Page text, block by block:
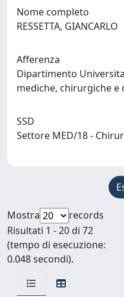
Nome completo
RESSETTA, GIANCARLO
Afferenza
Dipartimento
mediche, chirurgiche e
SSD
Settore MED/18 -
Mostra
records
Risultati 1 - 20 di 72
(tempo di esecuzione:
0.048 secondi).